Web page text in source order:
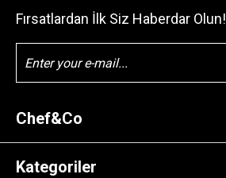
Fırsatlardan İlk Siz Haberdar Olun!
Chef&Co
Kategoriler